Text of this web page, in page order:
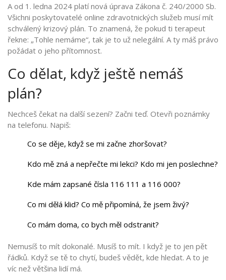
A od 1. ledna 2024 platí nová úprava Zákona č. 240/2000 Sb.
Všichni poskytovatelé online zdravotnických služeb musí mít
schválený krizový plán. To znamená, že pokud ti terapeut
řekne: „Tohle nemáme“, tak je to už nelegální. A ty máš právo
požádat o jeho přítomnost.
Co dělat, když ještě nemáš
plán?
Nechceš čekat na další sezení? Začni teď. Otevři poznámky
na telefonu. Napiš:
Co se děje, když se mi začne zhoršovat?
Kdo mě zná a nepřečte mi lekci? Kdo mi jen poslechne?
Kde mám zapsané čísla 116 111 a 116 000?
Co mi dělá klid? Co mě připomíná, že jsem živý?
Co mám doma, co bych měl odstranit?
Nemusíš to mít dokonalé. Musíš to mít. I když je to jen pět
řádků. Když se tě to chytí, budeš vědět, kde hledat. A to je
víc než většina lidí má.